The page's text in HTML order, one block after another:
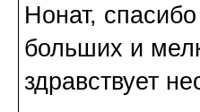
Нонат,
больших и
здравствует